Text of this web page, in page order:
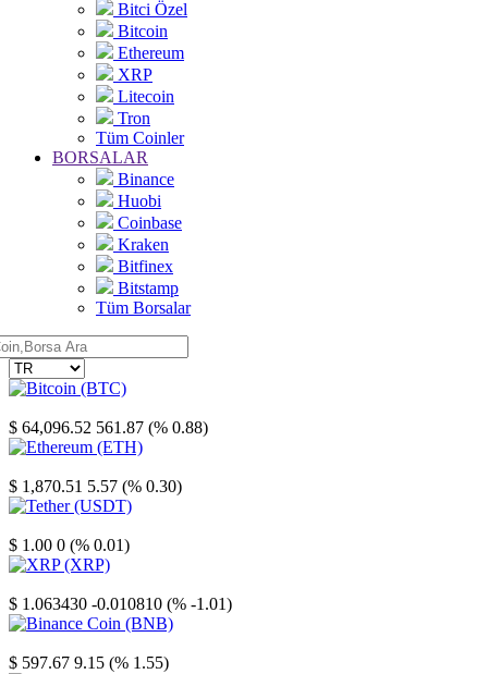
Bitci Özel
Bitcoin
Ethereum
XRP
Litecoin
Tron
Tüm Coinler
BORSALAR
Binance
Huobi
Coinbase
Kraken
Bitfinex
Bitstamp
Tüm Borsalar
$ 64,096.52 561.87 (% 0.88)
$ 1,870.51 5.57 (% 0.30)
$ 1.00 0 (% 0.01)
$ 1.063430 -0.010810 (% -1.01)
$ 597.67 9.15 (% 1.55)